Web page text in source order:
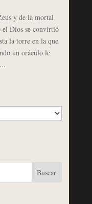
y de la mortal
el Dios se convirtió
la torre en la que
un oráculo le